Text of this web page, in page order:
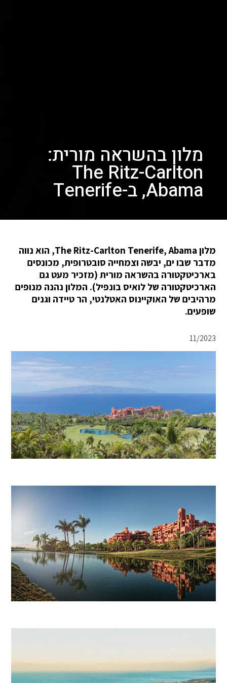
מלון בהשראה מורית:
The Ritz-Carlton
Abama, ב-Tenerife
מלון The Ritz-Carlton Tenerife, Abama, הוא נווה
מדבר שבו ים, יבשה וצמחייה סובטרופית, מכונסים
בארכיטקטורה בהשראה מורית (מזכיר מעט גם
הארכיטקטורה של לואיס בונפיל). המלון נהנה מנופים
מרהיבים של האוקיינוס האטלנטי, הר טיידה וגנים
שופעים.
11/2023